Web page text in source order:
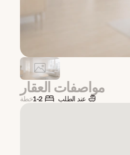
مواصفات العقار
خطة1-2 عند الطلب